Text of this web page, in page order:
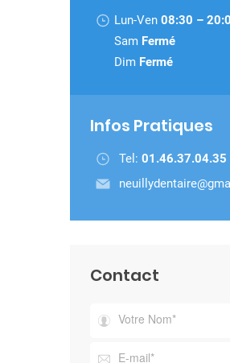
Lun-Ven 08:30 –
Sam Fermé
Dim Fermé
Infos Pratiques
Tel: 01.46.37.04.35
Contact